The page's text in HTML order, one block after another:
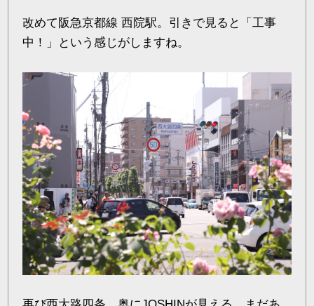
改めて阪急京都線 西院駅。引きで見ると「工事
中！」という感じがしますね。